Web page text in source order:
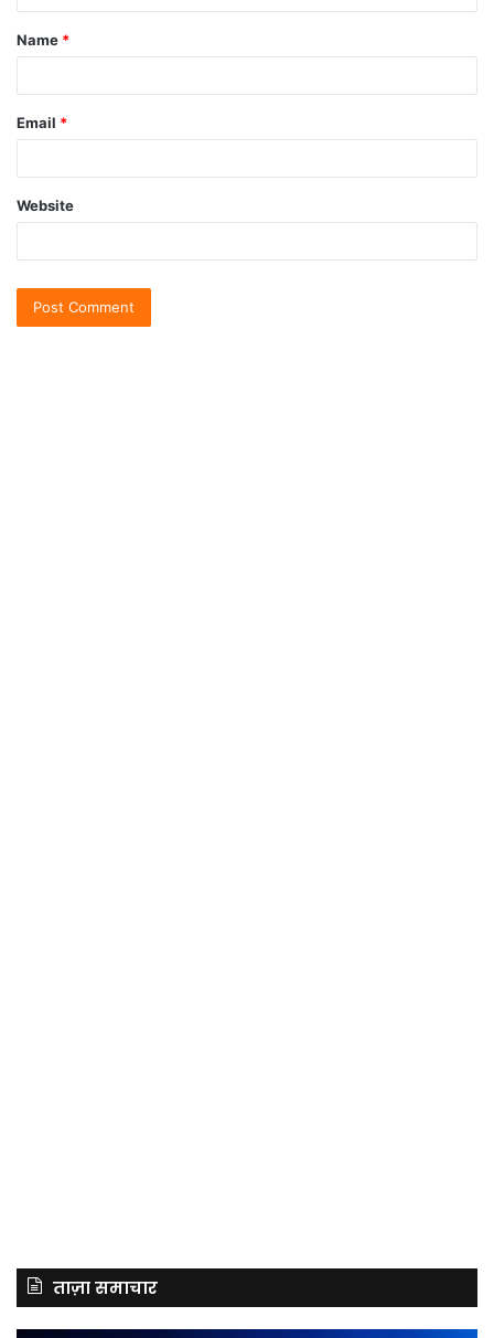
Name *
Email *
Website
ताज़ा समाचार